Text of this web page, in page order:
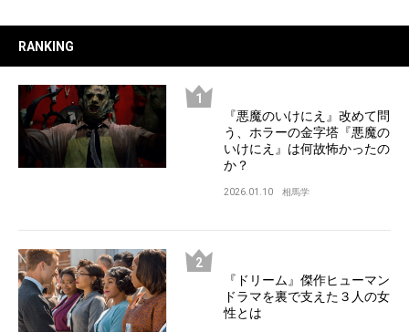
RANKING
『悪魔のいけにえ』改めて問
う、ホラーの金字塔『悪魔の
いけにえ』は何故怖かったの
か？
2026.01.10 相馬学
『ドリーム』傑作ヒューマン
ドラマを裏で支えた３人の女
性とは